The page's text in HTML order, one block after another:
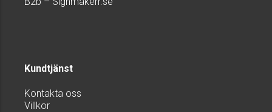
Kundtjänst
Kontakta oss
Villkor